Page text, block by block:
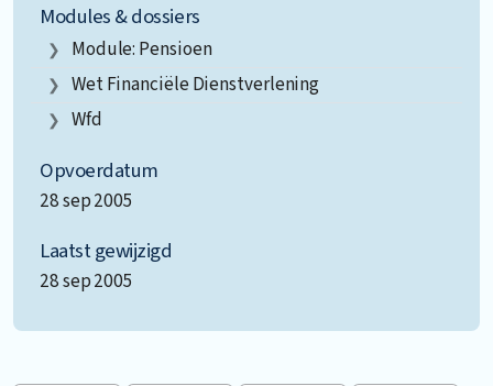
Modules & dossiers
Module: Pensioen
Wet Financiële Dienstverlening
Wfd
Opvoerdatum
28 sep 2005
Laatst gewijzigd
28 sep 2005